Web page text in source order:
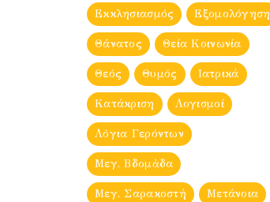
Εκκλησιασμός Εξομολόγηση
Θάνατος Θεία Κοινωνία
Θεός Θυμός Ιατρικά
Κατάκριση Λογισμοί
Λόγια Γερόντων
Μεγ. Βδομἀδα
Μεγ. Σαρακοστή Μετάνοια